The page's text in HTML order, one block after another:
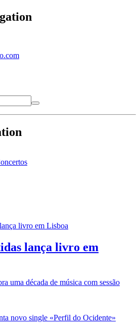
lança livro em
uma década de música com sessão